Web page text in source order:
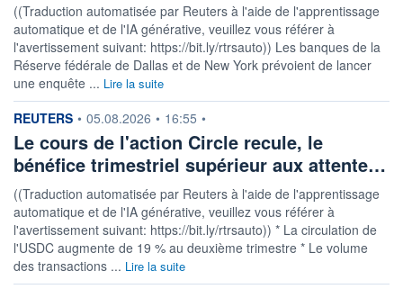
((Traduction automatisée par Reuters à l'aide de l'apprentissage
automatique et de l'IA générative, veuillez vous référer à
l'avertissement suivant: https://bit.ly/rtrsauto)) Les banques de la
Réserve fédérale de Dallas et de New York prévoient de lancer
une enquête ... Lire la suite
information fournie par
REUTERS • 05.08.2026 • 16:55 •
Le cours de l'action Circle recule, le
bénéfice trimestriel supérieur aux attente…
((Traduction automatisée par Reuters à l'aide de l'apprentissage
automatique et de l'IA générative, veuillez vous référer à
l'avertissement suivant: https://bit.ly/rtrsauto)) * La circulation de
l'USDC augmente de 19 % au deuxième trimestre * Le volume
des transactions ... Lire la suite